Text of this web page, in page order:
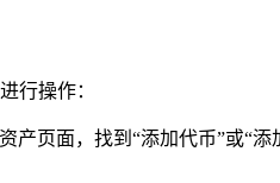
行操作：
页面，找到“添加代币”或“